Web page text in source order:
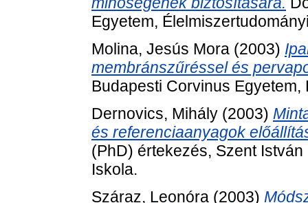
Egyetem,
Molina, Jesús Mora (2003)
membránszűréssel és
Budapesti Corvinus
Dernovics, Mihály (2003)
és referenciaanyagok
(PhD) értekezés, Szent
Iskola.
Száraz, Leonóra (2003)